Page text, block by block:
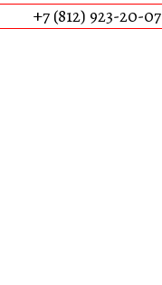
+7 (812) 923-20-07